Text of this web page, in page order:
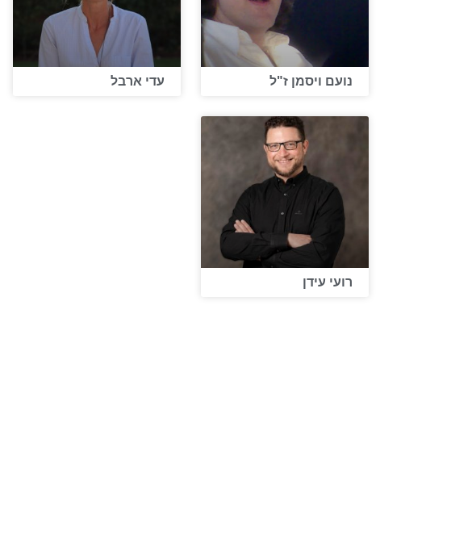
נועם ויסמן ז"ל עדי ארבל
רועי עידן